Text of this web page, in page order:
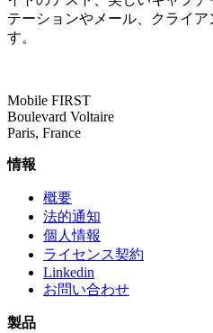
テーションやメール、クライ
す。
Mobile FIRST
Boulevard Voltaire
Paris, France
情報
概要
法的通知
個人情報
ライセンス契約
Linkedin
お問い合わせ
製品